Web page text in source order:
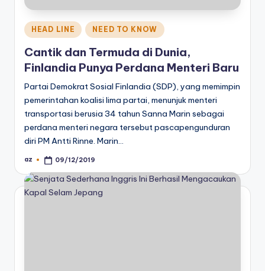
Posted
in
HEAD LINE NEED TO KNOW
Cantik dan Termuda di Dunia,
Finlandia Punya Perdana Menteri Baru
Partai Demokrat Sosial Finlandia (SDP), yang memimpin
pemerintahan koalisi lima partai, menunjuk menteri
transportasi berusia 34 tahun Sanna Marin sebagai
perdana menteri negara tersebut pascapengunduran
diri PM Antti Rinne. Marin…
Posted
az 09/12/2019